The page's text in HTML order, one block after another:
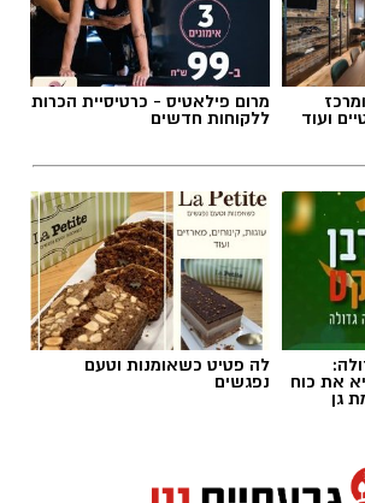
יכול להתנגן ברקע כמעט בכל
"איזו מדינה" כנראה היה
לוזון שר על המציאות היומיומית,
התחושה שמשהו כאן פשוט לא
איכשהו היא עדיין נשמעת
ועוד
מרום פילאטיס - כרטיסיית הכרות
ללקוחות חדשים
את כוח
גן
לה פטיט כשאומנות וטעם
נפגשים